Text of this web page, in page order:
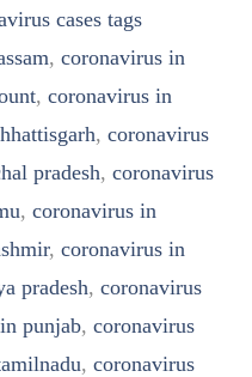
cases tags
, coronavirus in
, coronavirus in
, coronavirus
pradesh, coronavirus
, coronavirus in
, coronavirus in
pradesh, coronavirus
punjab, coronavirus
, coronavirus